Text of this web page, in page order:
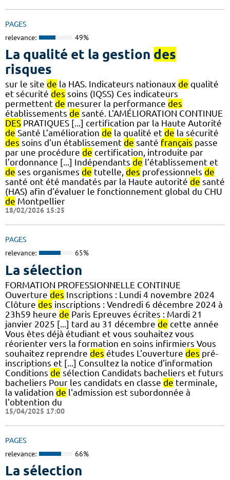
PAGES
relevance: 49%
La qualité et la gestion des
risques
sur le site de la HAS. Indicateurs nationaux de qualité
et sécurité des soins (IQSS) Ces indicateurs
permettent de mesurer la performance des
établissements de santé. L'AMÉLIORATION CONTINUE
DES PRATIQUES [...] certification par la Haute Autorité
de Santé L’amélioration de la qualité et de la sécurité
des soins d'un établissement de santé français passe
par une procédure de certification, introduite par
l’ordonnance [...] Indépendants de l’établissement et
de ses organismes de tutelle, des professionnels de
santé ont été mandatés par la Haute autorité de santé
(HAS) afin d'évaluer le fonctionnement global du CHU
de Montpellier
18/02/2026 15:25
PAGES
relevance: 65%
La sélection
FORMATION PROFESSIONNELLE CONTINUE
Ouverture des Inscriptions : Lundi 4 novembre 2024
Clôture des inscriptions : Vendredi 6 décembre 2024 à
23h59 heure de Paris Epreuves écrites : Mardi 21
janvier 2025 [...] tard au 31 décembre de cette année
Vous êtes déjà étudiant et vous souhaitez vous
réorienter vers la formation en soins infirmiers Vous
souhaitez reprendre des études L'ouverture des pré-
inscriptions et [...] Consultez la notice d'information
Conditions de sélection Candidats bacheliers et futurs
bacheliers Pour les candidats en classe de terminale,
la validation de l'admission est subordonnée à
l'obtention du
15/04/2025 17:00
PAGES
relevance: 66%
La sélection